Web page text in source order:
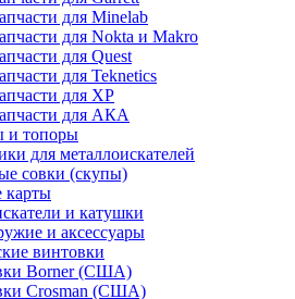
для Minelab
для Nokta и Makro
для Quest
для Teknetics
для XP
для АКА
и топоры
для металлоискателей
совки (скупы)
карты
и катушки
и аксессуары
винтовки
Borner (США)
Crosman (США)